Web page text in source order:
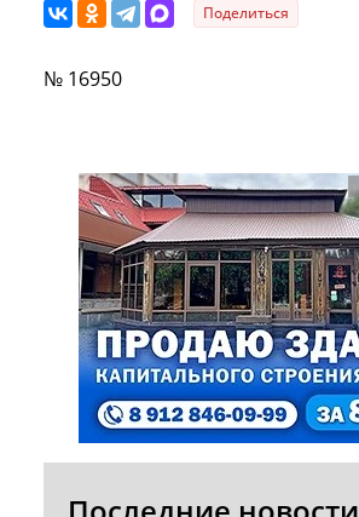
Поделиться
№ 16950